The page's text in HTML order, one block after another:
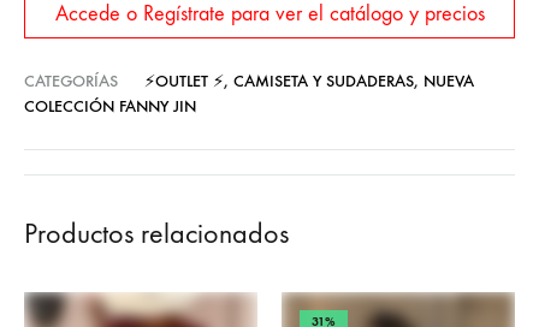
Accede o Regístrate para ver el catálogo y precios
CATEGORÍAS ⚡OUTLET ⚡, CAMISETA Y SUDADERAS, NUEVA
COLECCIÓN FANNY JIN
Productos relacionados
31%